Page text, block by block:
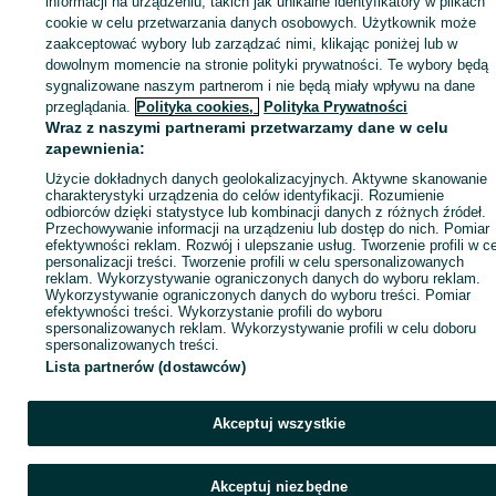
KATEGORIA
ID:1075368545 Wyświetlenia:
Wyślij wiadomość
cookie w celu przetwarzania danych osobowych. Użytkownik może
zaakceptować wybory lub zarządzać nimi, klikając poniżej lub w
dowolnym momencie na stronie polityki prywatności. Te wybory będą
sygnalizowane naszym partnerom i nie będą miały wpływu na dane
przeglądania. Polityka cookies, Polityka Prywatności
Wraz z naszymi partnerami przetwarzamy dane w celu
zapewnienia:
Użycie dokładnych danych geolokalizacyjnych. Aktywne skanowanie
charakterystyki urządzenia do celów identyfikacji. Rozumienie
odbiorców dzięki statystyce lub kombinacji danych z różnych źródeł.
Przechowywanie informacji na urządzeniu lub dostęp do nich. Pomiar
efektywności reklam. Rozwój i ulepszanie usług. Tworzenie profili w
personalizacji treści. Tworzenie profili w celu spersonalizowanych
reklam. Wykorzystywanie ograniczonych danych do wyboru reklam.
Wykorzystywanie ograniczonych danych do wyboru treści. Pomiar
efektywności treści. Wykorzystanie profili do wyboru
spersonalizowanych reklam. Wykorzystywanie profili w celu doboru
spersonalizowanych treści.
Lista partnerów (dostawców)
Akceptuj wszystkie
Akceptuj niezbędne